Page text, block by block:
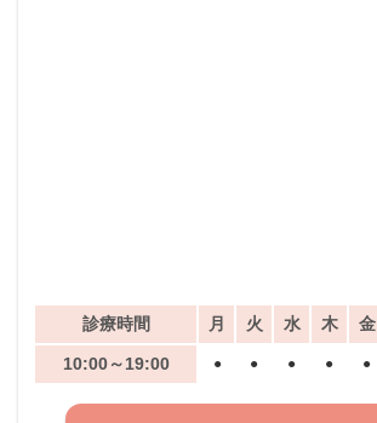
診療時間 月 火 水 木 金
10:00～19:00 ● ● ● ● ●